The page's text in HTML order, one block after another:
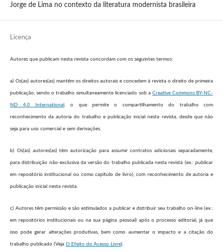
Jorge de Lima no contexto da literatura modernista brasileira
Licença
Autores que publicam nesta revista concordam com os seguintes termos:
a) Os(as) autores(as) mantêm os direitos autorais e concedem à revista o direito de primeira
publicação, sendo o trabalho simultaneamente licenciado sob a Creative Commons BY-NC-
ND 4.0 International , o que permite o compartilhamento do trabalho com
reconhecimento da autoria do trabalho e publicação inicial nesta revista, desde que não
seja para uso comercial e sem derivações.
b) Os(as) autores(as) têm autorização para assumir contratos adicionais separadamente,
para distribuição não-exclusiva da versão do trabalho publicada nesta revista (ex.: publicar
em repositório institucional ou como capítulo de livro), com reconhecimento de autoria e
publicação inicial nesta revista.
c) Autores têm permissão e são estimulados a publicar e distribuir seu trabalho on-line (ex.:
em repositórios institucionais ou na sua página pessoal) após o processo editorial, já que
isso pode gerar alterações produtivas, bem como aumentar o impacto e a citação do
trabalho publicado (Veja O Efeito do Acesso Livre).